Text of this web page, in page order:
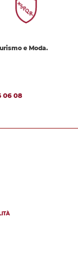
e Moda.
06 08